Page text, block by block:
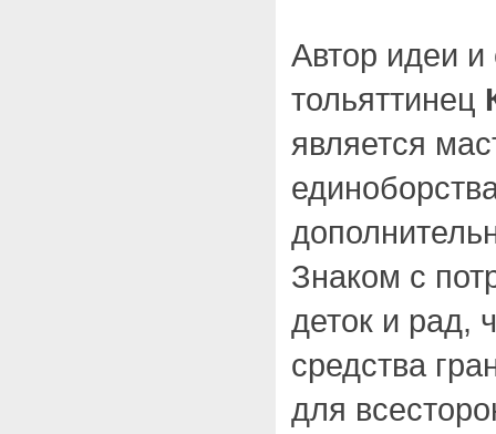
Автор идеи и
тольяттинец
является
Знаком с
деток и рад,
средства
для